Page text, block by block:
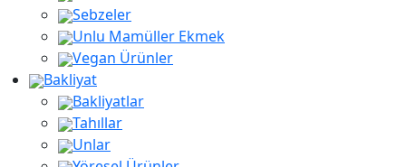
Sebzeler
Unlu Mamüller Ekmek
Vegan Ürünler
Bakliyat
Bakliyatlar
Tahıllar
Unlar